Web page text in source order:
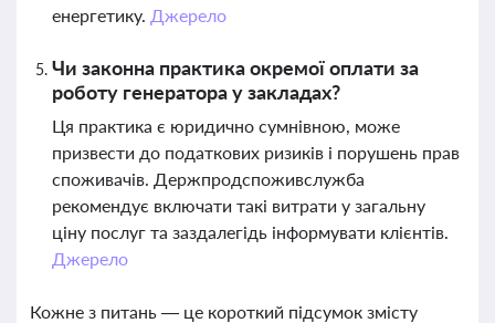
енергетику. Джерело
Чи законна практика окремої оплати за
роботу генератора у закладах?
Ця практика є юридично сумнівною, може
призвести до податкових ризиків і порушень прав
споживачів. Держпродспоживслужба
рекомендує включати такі витрати у загальну
ціну послуг та заздалегідь інформувати клієнтів.
Джерело
Кожне з питань — це короткий підсумок змісту